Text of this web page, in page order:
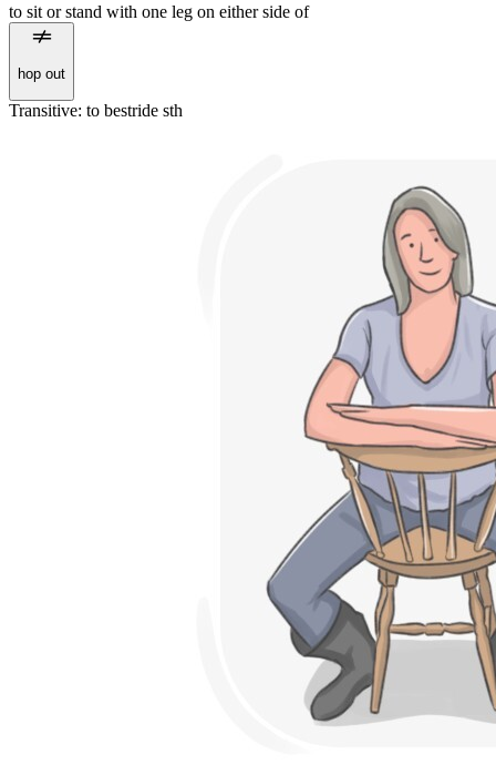
to sit or stand with one leg on either side of
hop out
Transitive: to bestride sth